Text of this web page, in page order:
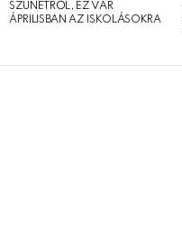
SZÜNETRŐL, EZ VÁR
ÁPRILISBAN AZ ISKOLÁSOKRA